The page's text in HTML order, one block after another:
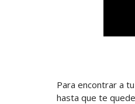
Para encontrar a
hasta que te